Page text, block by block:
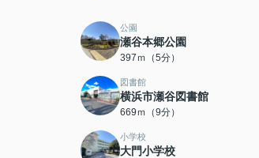
公園
瀬谷本郷公園
397ｍ（5分）
図書館
横浜市瀬谷図書館
669ｍ（9分）
小学校
大門小学校